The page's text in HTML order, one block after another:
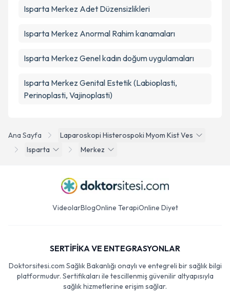
Ana Sayfa
Laparoskopi Histerospoki Myom Kist Ves
Isparta
Merkez
Isparta Merkez Adet Düzensizlikleri
Isparta Merkez Anormal Rahim kanamaları
Isparta Merkez Genel kadın doğum uygulamaları
Isparta Merkez Genital Estetik (Labioplasti,
Perinoplasti, Vajinoplasti)
VideolarBlogOnline TerapiOnline Diyet
SERTİFİKA VE ENTEGRASYONLAR
Doktorsitesi.com Sağlık Bakanlığı onaylı ve entegreli bir sağlık bilgi
platformudur. Sertifikaları ile tescillenmiş güvenilir altyapısıyla
sağlık hizmetlerine erişim sağlar.